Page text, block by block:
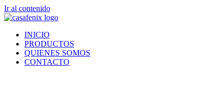
Ir al contenido
INICIO
PRODUCTOS
QUIENES SOMOS
CONTACTO